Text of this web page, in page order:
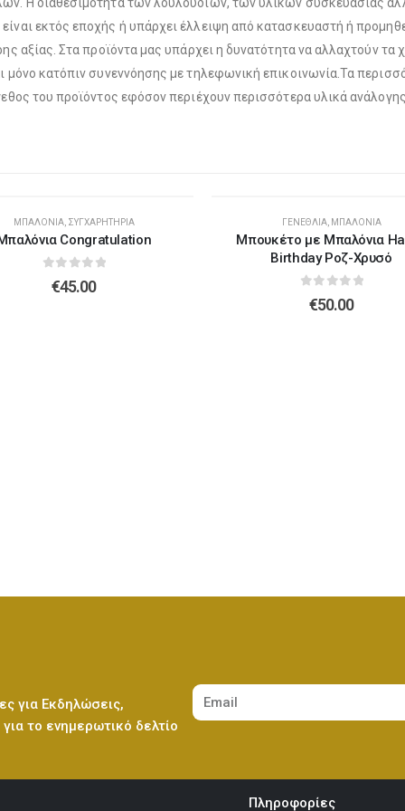
Λούτρινο Ροζ 35εκ
Λούτρινο Ροζ 45εκ(€37.00)
Λούτρινο Γίγας 100-140εκ
Λούτρινο Κόκκινο 35εκ(€25.00)
Λούτρινο Γαλάζιο 35εκ (€25.00)
εκτός εποχής ή υπάρχει έλλειψη από κατασκευαστή ή
αξίας. Στα προϊόντα μας υπάρχει η δυνατότητα να αλλαχτούν
μόνο κατόπιν συνεννόησης με τηλεφωνική επικοινωνία.Τα
του προϊόντος εφόσον περιέχουν περισσότερα υλικά ανάλογης
ΜΠΑΛΌΝΙΑ, ΣΥΓΧΑΡΗΤΉΡΙΑ
Congratulation
out of 5
€45.00
ΓΕΝΈΘΛΙΑ, ΜΠΑΛΌΝΙΑ
Μπουκέτο με Μπαλόνια
Birthday Ροζ-Χρυσό
out of 5
€50.00
για Εκδηλώσεις,
το ενημερωτικό δελτίο
Πληροφορίες